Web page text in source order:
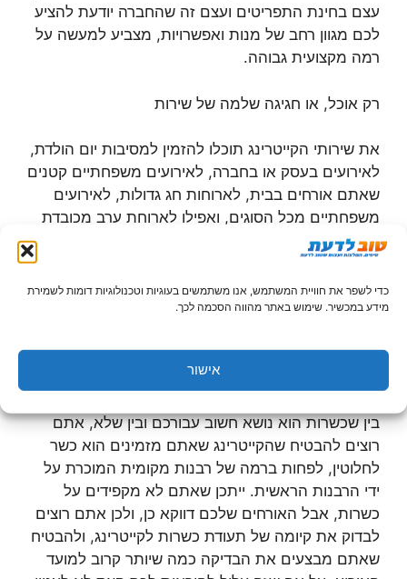
כדי לשפר את חוויית המשתמש, אנו משתמשים בעוגיות וטכנולוגיות דומות לשמירת
מידע במכשיר. שימוש באתר מהווה הסכמה לכך.
אישור
עצם בחינת התפריטים ועצם זה שהחברה יודעת להציע
לכם מגוון רחב של מנות ואפשרויות, מצביע למעשה על
רמה מקצועית גבוהה.
רק אוכל, או חגיגה שלמה של שירות
את שירותי הקייטרינג תוכלו להזמין למסיבות יום הולדת,
לאירועים בעסק או בחברה, לאירועים משפחתיים קטנים
שאתם אורחים בבית, לארוחות חג גדולות, לאירועים
משפחתיים מכל הסוגים, ואפילו לארוחת ערב מכובדת
שאתם רוצים לעשות עם האנשים שאתם אוהבים. תוכלו
להזמין קייטרינג פשוט ופונקציונלי שפשוט מספק לכם
את האוכל שהזמנתם, ותוכלו להזמין קייטרינג עם שירות
מלא כולל כלי אוכל, אווירה ואפילו שף צמוד ומלצרים
בין שכשרות הוא נושא חשוב עבורכם ובין שלא, אתם
רוצים להבטיח שהקייטרינג שאתם מזמינים הוא כשר
לחלוטין, לפחות ברמה של רבנות מקומית המוכרת על
ידי הרבנות הראשית. ייתכן שאתם לא מקפידים על
כשרות, אבל האורחים שלכם דווקא כן, ולכן אתם רוצים
לבדוק את קיומה של תעודת כשרות לקייטרינג, ולהבטיח
שאתם מבצעים את הבדיקה כמה שיותר קרוב למועד